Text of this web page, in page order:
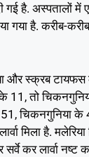
गई है. अस्पतालों
गया है. करीब-
और स्क्रब टायफस
11, तो
चिकनगुनिया के
मिला है.
कर लार्वा नष्ट